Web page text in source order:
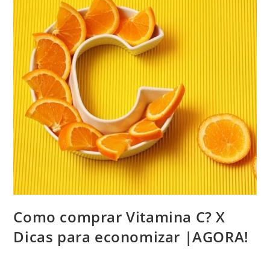
Como comprar Vitamina C? X
Dicas para economizar |AGORA!